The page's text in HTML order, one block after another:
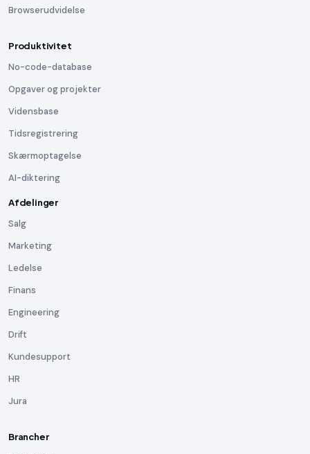
Browserudvidelse
Produktivitet
No-code-database
Opgaver og projekter
Vidensbase
Tidsregistrering
Skærmoptagelse
AI-diktering
Afdelinger
Salg
Marketing
Ledelse
Finans
Engineering
Drift
Kundesupport
HR
Jura
Brancher